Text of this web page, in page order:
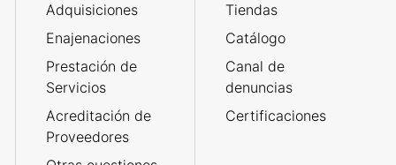
Adquisiciones
Enajenaciones
Prestación de
Servicios
Acreditación de
Proveedores
Tiendas
Catálogo
Canal de
denuncias
Certificaciones